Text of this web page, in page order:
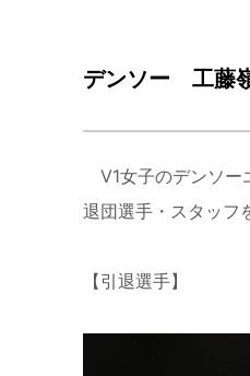
デンソー 工藤
V1女子のデンソー
退団選手・スタッフ
【引退選手】